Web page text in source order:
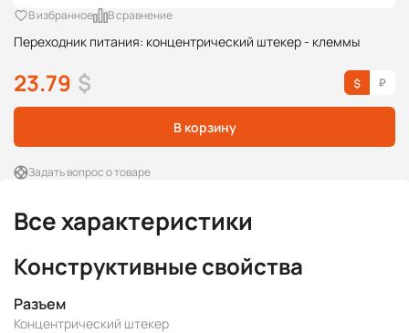
Переходник питания: концентрический штекер - клеммы
В избранное В сравнение
23.79 $
В корзину
Задать вопрос о товаре
Все характеристики
Конструктивные свойства
Разъем
Концентрический штекер